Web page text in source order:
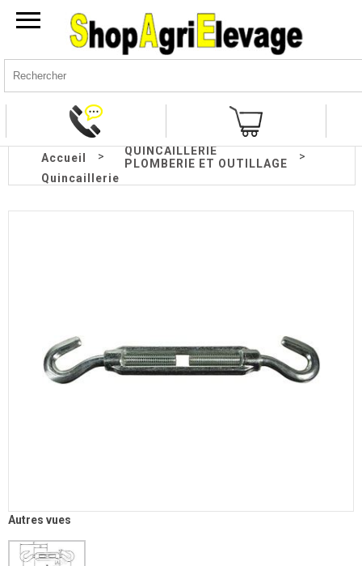
Accueil >
QUINCAILLERIE
PLOMBERIE ET OUTILLAGE
>
Quincaillerie
Autres vues